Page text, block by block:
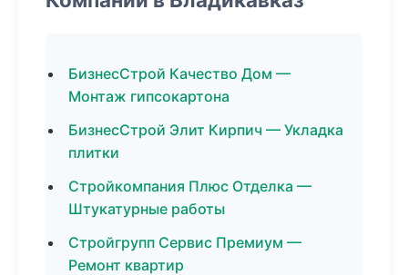
БизнесСтрой Качество Дом —
Монтаж гипсокартона
БизнесСтрой Элит Кирпич — Укладка
плитки
Стройкомпания Плюс Отделка —
Штукатурные работы
Стройгрупп Сервис Премиум —
Ремонт квартир